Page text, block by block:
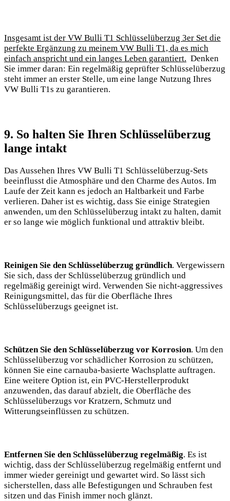
Insgesamt ist‍ der VW Bulli T1 Schlüsselüberzug⁣ 3er Set⁣ die
perfekte‌ Ergänzung ⁤zu ‌meinem VW⁤ Bulli T1, da​ es mich
einfach⁤ anspricht ​und ein langes Leben garantiert. ​ Denken
Sie immer daran: Ein regelmäßig geprüfter Schlüsselüberzug
steht⁤ immer ‌an erster Stelle, um ‌eine ‍lange Nutzung Ihres
VW Bulli T1s zu ‍garantieren.
9. So halten⁢ Sie⁢ Ihren Schlüsselüberzug
‌lange intakt
Das Aussehen Ihres VW Bulli T1 ​Schlüsselüberzug-Sets
beeinflusst‍ die ⁣Atmosphäre und ​den⁤ Charme des Autos. Im
Laufe der Zeit kann es jedoch an Haltbarkeit und⁢ Farbe‍
verlieren. Daher ist es​ wichtig, ⁢dass Sie einige Strategien
⁢anwenden, um den Schlüsselüberzug ‌intakt ⁢zu halten,​ damit
er so lange wie möglich ‌funktional ​und attraktiv bleibt.​
Reinigen ​Sie den​ Schlüsselüberzug ⁣gründlich. ‍Vergewissern
Sie ‌sich, dass der‌ Schlüsselüberzug gründlich⁢ und
⁢regelmäßig gereinigt wird.‍ Verwenden ​Sie nicht-aggressives
Reinigungsmittel, das für die ⁣Oberfläche Ihres
Schlüsselüberzugs geeignet ist. ⁢
Schützen ‌Sie den Schlüsselüberzug vor⁣ Korrosion. Um⁤ den
Schlüsselüberzug ⁢vor schädlicher​ Korrosion zu schützen,⁢
können ⁢Sie eine carnauba-basierte ‌Wachsplatte⁢ auftragen.
Eine⁤ weitere ⁣Option ist,‌ ein PVC-Herstellerprodukt
anzuwenden, das darauf abzielt, die Oberfläche des
Schlüsselüberzugs vor⁢ Kratzern, ⁤Schmutz und
Witterungseinflüssen zu schützen.
Entfernen⁤ Sie den‍ Schlüsselüberzug regelmäßig. Es ⁣ist
⁢wichtig, dass der Schlüsselüberzug regelmäßig entfernt und
immer wieder gereinigt und gewartet ‍wird. ⁤So‍ lässt​ sich
sicherstellen, dass alle‌ Befestigungen und Schrauben fest
sitzen und das ⁣Finish immer noch‍ glänzt. ⁢